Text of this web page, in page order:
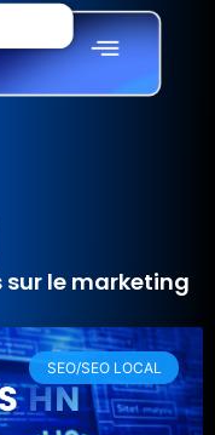
sur le marketing
SEO/SEO LOCAL